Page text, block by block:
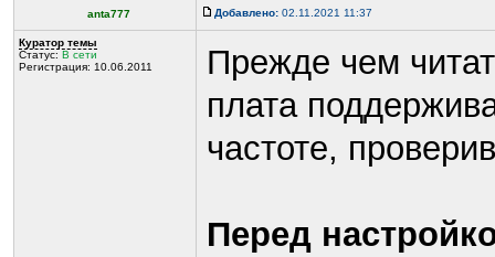
anta777 Добавлено: 02.11.2021 11:37
Куратор темы
Статус: В сети
Регистрация: 10.06.2011
Прежде чем
плата
частоте,
Перед